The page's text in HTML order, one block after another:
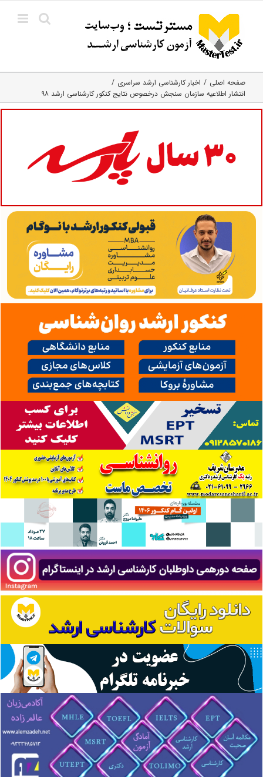
content
صفحه اصلی
اخبار کارشناسی ارشد سراسری
انتشار اطلاعیه سازمان سنجش درخصوص نتایج کنکور کارشناسی ارشد ۹۸